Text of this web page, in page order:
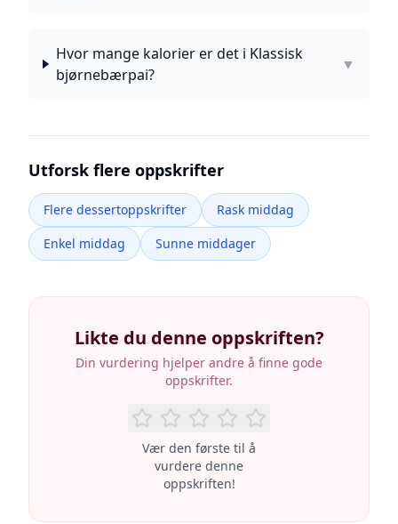
Hvor mange kalorier er det i Klassisk
bjørnebærpai?
▼
Utforsk flere oppskrifter
Flere dessertoppskrifter
Rask middag
Enkel middag
Sunne middager
Likte du denne oppskriften?
Din vurdering hjelper andre å finne gode
oppskrifter.
Vær den første til å
vurdere denne
oppskriften!